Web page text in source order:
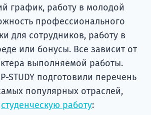
график, работу в молодой
профессионального
для сотрудников, работу в
или бонусы. Все зависит от
выполняемой работы.
STUDY подготовили перечень
популярных отраслей,
студенческую работу: